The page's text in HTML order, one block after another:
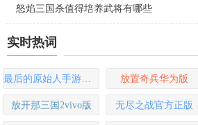
怒焰三国杀值得培养武将有哪些
实时热词
放置奇兵华为版
放开那三国2vivo版 无尽之战官方正版